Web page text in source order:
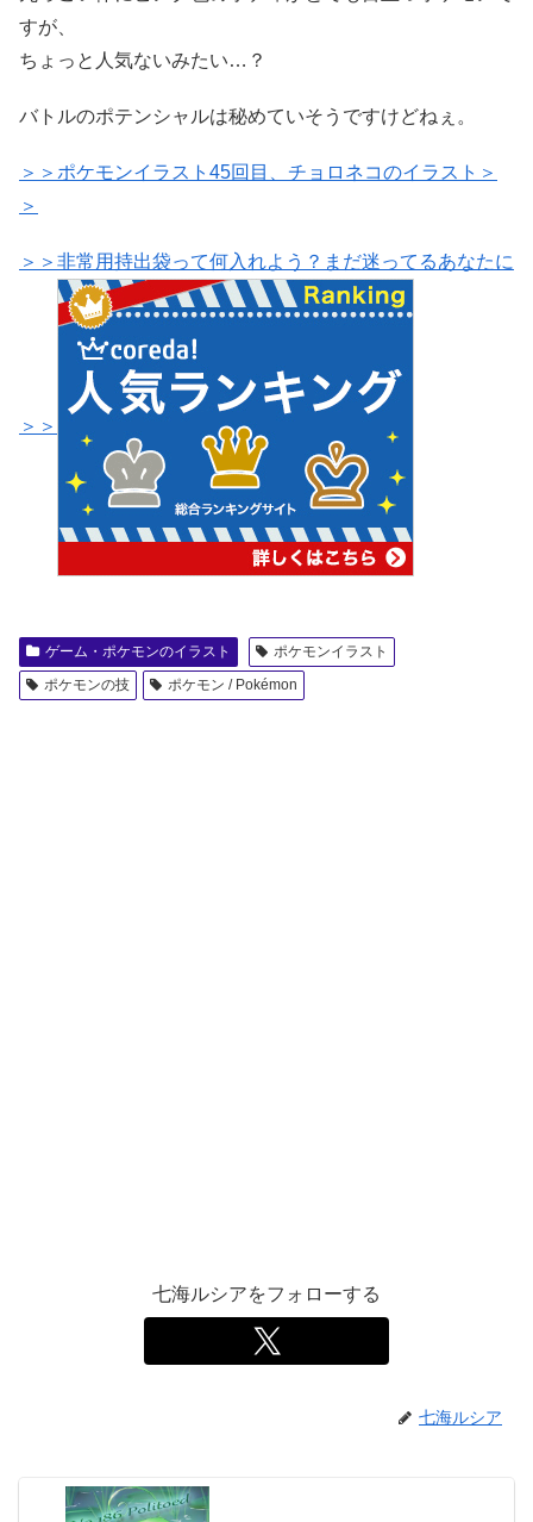
すが、
ちょっと人気ないみたい…？
バトルのポテンシャルは秘めていそうですけどねぇ。
＞＞ポケモンイラスト45回目、チョロネコのイラスト＞
＞
＞＞非常用持出袋って何入れよう？まだ迷ってるあなたに
＞＞
ゲーム・ポケモンのイラスト
ポケモンイラスト
ポケモンの技
ポケモン / Pokémon
七海ルシアをフォローする
七海ルシア